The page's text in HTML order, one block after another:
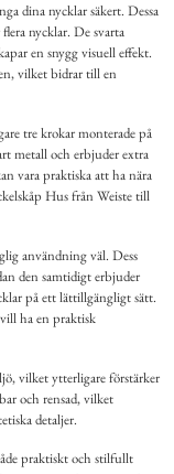
dina nycklar säkert. Dessa
nycklar. De svarta
en snygg visuell effekt.
vilket bidrar till en
tre krokar monterade på
metall och erbjuder extra
vara praktiska att ha nära
Hus från Weiste till
användning väl. Dess
den samtidigt erbjuder
på ett lättillgängligt sätt.
ha en praktisk
vilket ytterligare förstärker
och rensad, vilket
detaljer.
praktiskt och stilfullt